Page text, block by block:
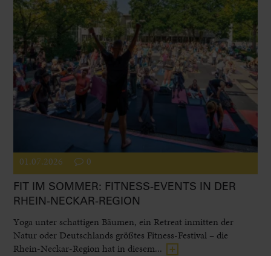
01.07.2026 0
FIT IM SOMMER: FITNESS-EVENTS IN DER
RHEIN-NECKAR-REGION
Yoga unter schattigen Bäumen, ein Retreat inmitten der
Natur oder Deutschlands größtes Fitness-Festival – die
Rhein-Neckar-Region hat in diesem...